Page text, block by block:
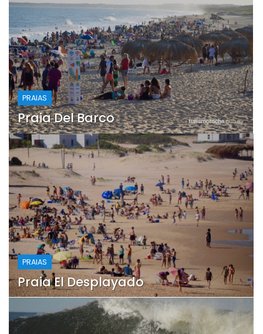
PRAIAS
Praia Del Barco
PRAIAS
Praia El Desplayado